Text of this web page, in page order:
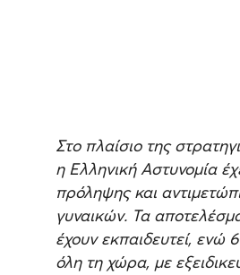
Στο πλαίσιο της
η Ελληνική Αστυνομία
πρόληψης και
γυναικών. Τα
έχουν εκπαιδευτεί, ενώ
όλη τη χώρα, με